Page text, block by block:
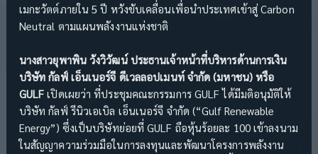
เมกะวัตต์ภายใน 5 ปี หวังขับเคลื่อนเพื่อนำประเทศเข้าสู่ Carbon
Neutral ตามแผนพลังงานแห่งชาติ
นางสาวยุพาพิน วังวิวัฒน์ ประธานเจ้าหน้าที่บริหารด้านการเงิน
บริษัท กัลฟ์ เอ็นเนอร์จี ดีเวลลอปเมนท์ จำกัด (มหาชน) หรือ
GULFเปิดเผยว่า ที่ประชุมคณะกรรมการ GULF ได้มีมติอนุมัติให้
บริษัท กัลฟ์ รีนิวเอเบิล เอ็นเนอร์จี จำกัด (“Gulf Renewable
Energy”) ซึ่งเป็นบริษัทย่อยที่ GULF ถือหุ้นร้อยละ 100 เข้าลงนาม
ในสัญญาความร่วมมือในการลงทุนและพัฒนาโครงการพลังงาน